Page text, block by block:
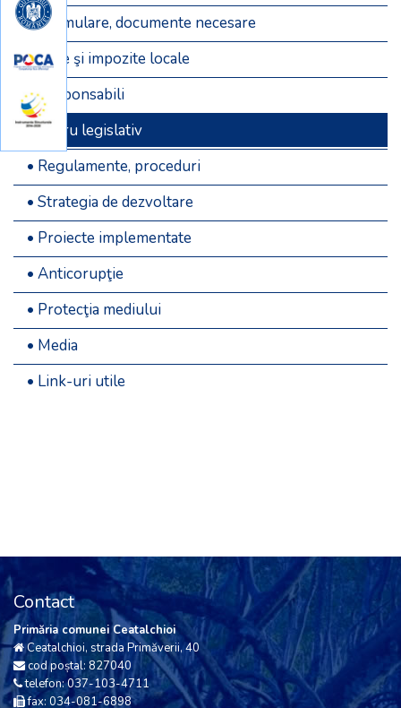
• Formulare, documente necesare
• Taxe şi impozite locale
• Responsabili
• Cadru legislativ
• Regulamente, proceduri
• Strategia de dezvoltare
• Proiecte implementate
• Anticorupţie
• Protecţia mediului
• Media
• Link-uri utile
Contact
Primăria comunei Ceatalchioi
Ceatalchioi, strada Primăverii, 40
cod poștal: 827040
telefon: 037-103-4711
fax: 034-081-6898